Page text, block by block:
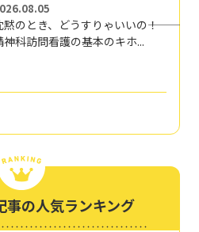
黙のとき、どうすりゃいいの―――！
神科訪問看護の基本のキホ...
事の人気ランキング